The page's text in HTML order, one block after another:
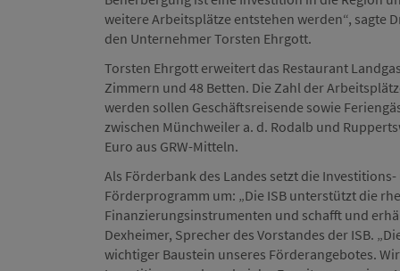
weitere Arbeitsplätze entstehen werden“, sagte
den Unternehmer Torsten Ehrgott.
Torsten Ehrgott erweitert das Restaurant
Zimmern und 48 Betten. Die Zahl der
werden sollen Geschäftsreisende sowie
zwischen Münchweiler a. d. Rodalb und
Euro aus GRW-Mitteln.
Als Förderbank des Landes setzt die
Förderprogramm um: „Die ISB unterstützt die
Finanzierungsinstrumenten und schafft und
Dexheimer, Sprecher des Vorstandes der ISB.
wichtiger Baustein unseres Förderangebotes.